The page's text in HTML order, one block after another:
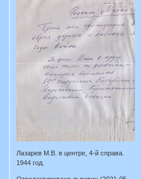
Лазарев М.В. в центре, 4-й справа.
1944 год.